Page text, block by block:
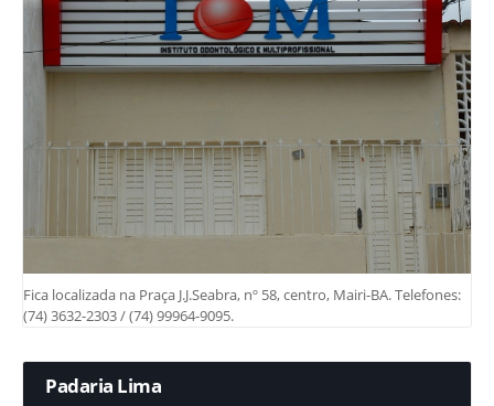
Fica localizada na Praça J.J.Seabra, nº 58, centro, Mairi-BA. Telefones:
(74) 3632-2303 / (74) 99964-9095.
Padaria Lima